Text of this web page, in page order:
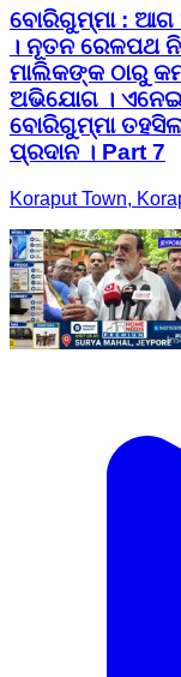
ବୋରିଗୁମ୍ମା : ଆଗ
। ନୂତନ ରେଳପଥ
ମାଲିକଙ୍କ ଠାରୁ
ଅଭିଯୋଗ ।
ବୋରିଗୁମ୍ମା
ପ୍ରଦାନ । Part 7
Koraput Town,